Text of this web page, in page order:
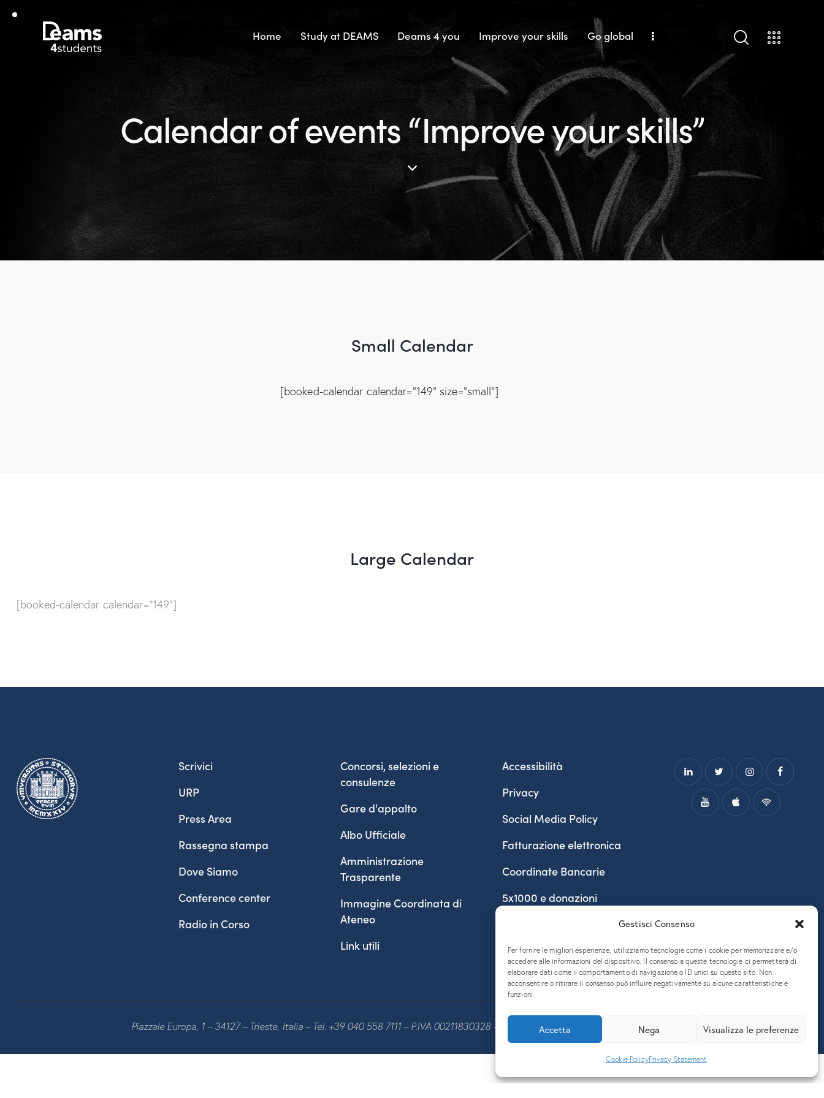
Gestisci Consenso
Per fornire le migliori esperienze, utilizziamo tecnologie come i cookie per memorizzare e/o
accedere alle informazioni del dispositivo. Il consenso a queste tecnologie ci permetterà di
elaborare dati come il comportamento di navigazione o ID unici su questo sito. Non
acconsentire o ritirare il consenso può influire negativamente su alcune caratteristiche e
funzioni.
Accetta Nega Visualizza le preferenze
Cookie PolicyPrivacy Statement
Home Study at DEAMS Deams 4 you Improve your skills Go global
Calendar of events “Improve your skills”
Small Calendar
[booked-calendar calendar="149" size="small"]
Large Calendar
[booked-calendar calendar="149"]
Scrivici
URP
Press Area
Rassegna stampa
Dove Siamo
Conference center
Radio in Corso
Concorsi, selezioni e
consulenze
Gare d'appalto
Albo Ufficiale
Amministrazione
Trasparente
Immagine Coordinata di
Ateneo
Link utili
Accessibilità
Privacy
Social Media Policy
Fatturazione elettronica
Coordinate Bancarie
5x1000 e donazioni
Piazzale Europa, 1 – 34127 – Trieste, Italia – Tel. +39 040 558 7111 – P.IVA 00211830328 – C.F. 80013890324 – P.E.C. ateneo@pec.units.it